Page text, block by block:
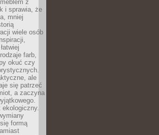
z
i sprawia, że
mniej
wiele osób
farb,
okuć czy
ale
się patrzeć
a zaczyna
ekologiczny.
formą